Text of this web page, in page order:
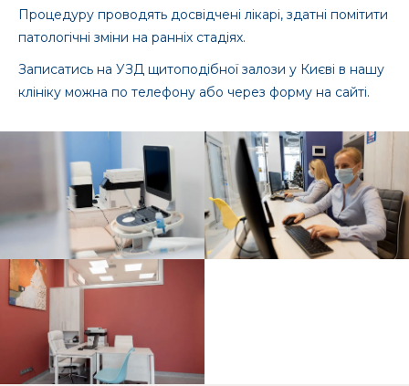
Процедуру проводять досвідчені лікарі, здатні помітити
патологічні зміни на ранніх стадіях.
Записатись на УЗД щитоподібної залози у Києві в нашу
клініку можна по телефону або через форму на сайті.